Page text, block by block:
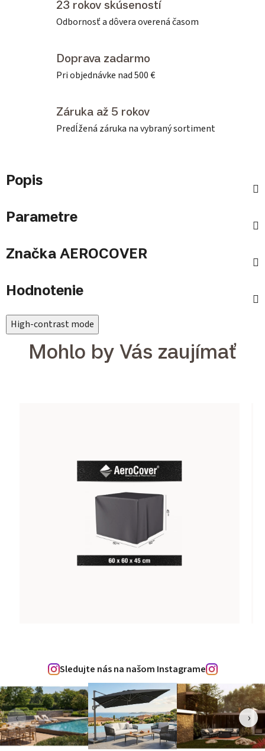
23 rokov skúseností
Odbornosť a dôvera overená časom
Doprava zadarmo
Pri objednávke nad 500 €
Záruka až 5 rokov
Predĺžená záruka na vybraný sortiment
Popis
Parametre
Značka AEROCOVER
Hodnotenie
High-contrast mode
Mohlo by Vás zaujímať
Sledujte nás na našom Instagrame
‹ ›